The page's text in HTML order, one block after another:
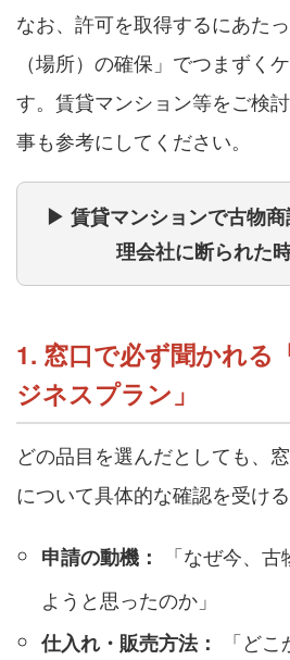
なお、許可を取得するにあた
（場所）の確保」でつまずく
す。賃貸マンション等をご検
事も参考にしてください。
▶ 賃貸マンションで古物
理会社に断られた
1. 窓口で必ず聞かれる
ジネスプラン」
どの品目を選んだとしても、
について具体的な確認を受け
申請の動機：
「なぜ今、
ようと思ったのか」
仕入れ・販売方法：
「ど